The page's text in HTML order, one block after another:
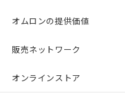
オムロンの提供価値
販売ネットワーク
オンラインストア